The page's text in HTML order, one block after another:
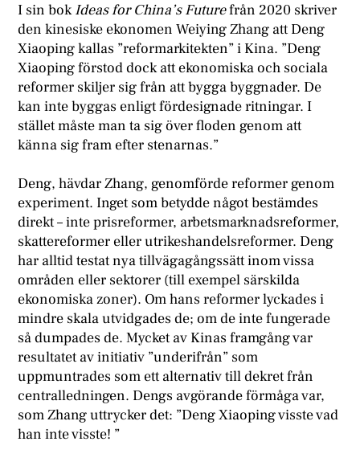
I sin bokIdeas for China’s Futurefrån 2020 skriver
den kinesiske ekonomen Weiying Zhang att Deng
Xiaoping kallas ”reformarkitekten” i Kina. ”Deng
Xiaoping förstod dock att ekonomiska och sociala
reformer skiljer sig från att bygga byggnader. De
kan inte byggas enligt fördesignade ritningar. I
stället måste man ta sig över floden genom att
känna sig fram efter stenarnas.”
Deng, hävdar Zhang, genomförde reformer genom
experiment. Inget som betydde något bestämdes
direkt – inte prisreformer, arbetsmarknadsreformer,
skattereformer eller utrikeshandelsreformer. Deng
har alltid testat nya tillvägagångssätt inom vissa
områden eller sektorer (till exempel särskilda
ekonomiska zoner). Om hans reformer lyckades i
mindre skala utvidgades de; om de inte fungerade
så dumpades de. Mycket av Kinas framgång var
resultatet av initiativ ”underifrån” som
uppmuntrades som ett alternativ till dekret från
centralledningen. Dengs avgörande förmåga var,
som Zhang uttrycker det: ”Deng Xiaoping visste vad
han inte visste! ”